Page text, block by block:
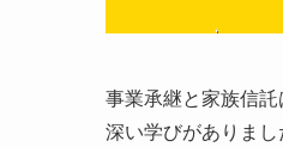
事業承継と家族信託
深い学びがありまし